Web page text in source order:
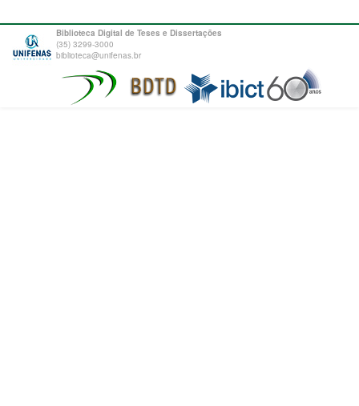
Biblioteca Digital de Teses e Dissertações
(35) 3299-3000
biblioteca@unifenas.br